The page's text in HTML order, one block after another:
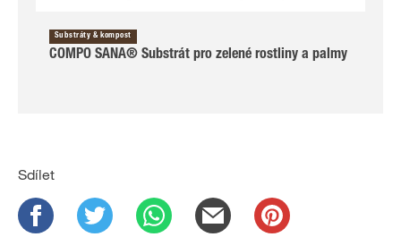
Substráty & kompost
COMPO SANA® Substrát pro zelené rostliny a palmy
Sdílet